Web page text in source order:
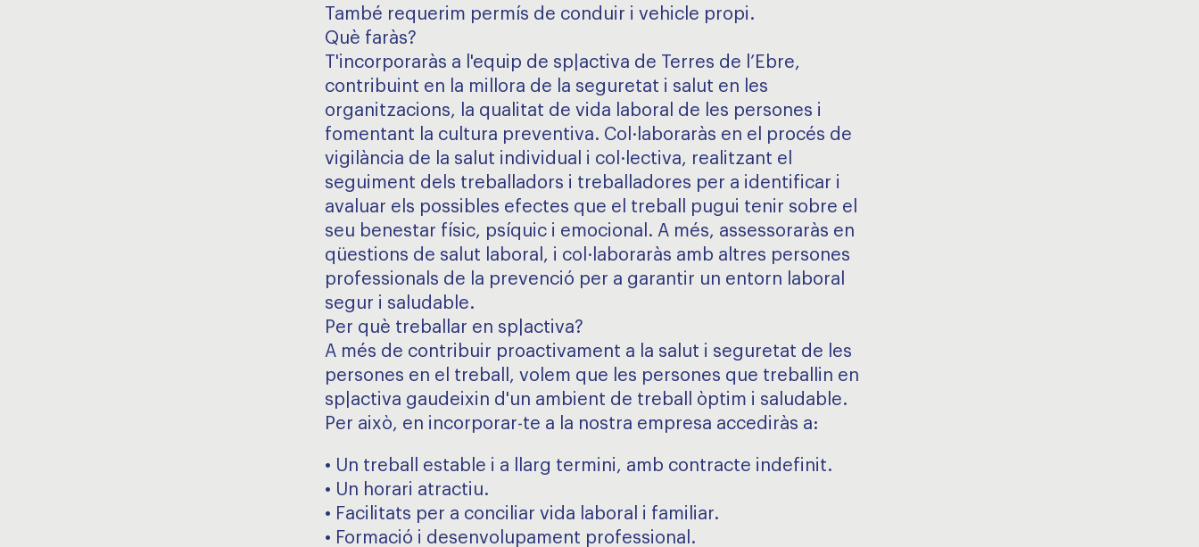
També requerim permís de conduir i vehicle propi.
Què faràs?
T'incorporaràs a l'equip de sp|activa de Terres de l’Ebre,
contribuint en la millora de la seguretat i salut en les
organitzacions, la qualitat de vida laboral de les persones i
fomentant la cultura preventiva. Col·laboraràs en el procés de
vigilància de la salut individual i col·lectiva, realitzant el
seguiment dels treballadors i treballadores per a identificar i
avaluar els possibles efectes que el treball pugui tenir sobre el
seu benestar físic, psíquic i emocional. A més, assessoraràs en
qüestions de salut laboral, i col·laboraràs amb altres persones
professionals de la prevenció per a garantir un entorn laboral
segur i saludable.
Per què treballar en sp|activa?
A més de contribuir proactivament a la salut i seguretat de les
persones en el treball, volem que les persones que treballin en
sp|activa gaudeixin d'un ambient de treball òptim i saludable.
Per això, en incorporar-te a la nostra empresa accediràs a:
• Un treball estable i a llarg termini, amb contracte indefinit.
• Un horari atractiu.
• Facilitats per a conciliar vida laboral i familiar.
• Formació i desenvolupament professional.